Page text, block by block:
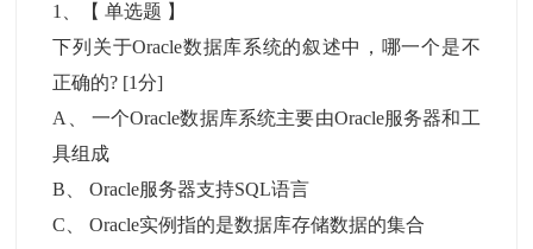
1 、【单选题 】
下列关于Oracle数据库系统的叙述中，哪一个是不
正确的? [1分]
A
一个Oracle数据库系统主要由Oracle服务器和工
具组成
B 、Oracle服务器支持SQL语言
C 、Oracle实例指的是数据库存储数据的集合